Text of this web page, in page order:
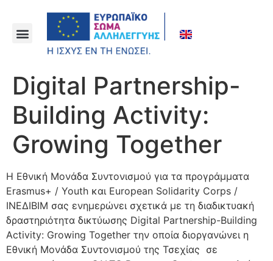
Digital Partnership-
Building Activity:
Growing Together
Η Εθνική Μονάδα Συντονισμού για τα προγράμματα
Erasmus+ / Youth και European Solidarity Corps /
ΙΝΕΔΙΒΙΜ σας ενημερώνει σχετικά με τη διαδικτυακή
δραστηριότητα δικτύωσης Digital Partnership-Building
Activity: Growing Together την οποία διοργανώνει η
Εθνική Μονάδα Συντονισμού της Τσεχίας σε